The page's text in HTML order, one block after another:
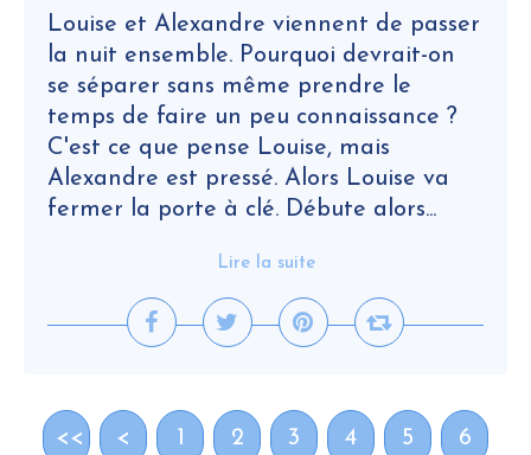
Louise et Alexandre viennent de passer
la nuit ensemble. Pourquoi devrait-on
se séparer sans même prendre le
temps de faire un peu connaissance ?
C'est ce que pense Louise, mais
Alexandre est pressé. Alors Louise va
fermer la porte à clé. Débute alors...
Lire la suite
<< < 1 2 3 4 5 6